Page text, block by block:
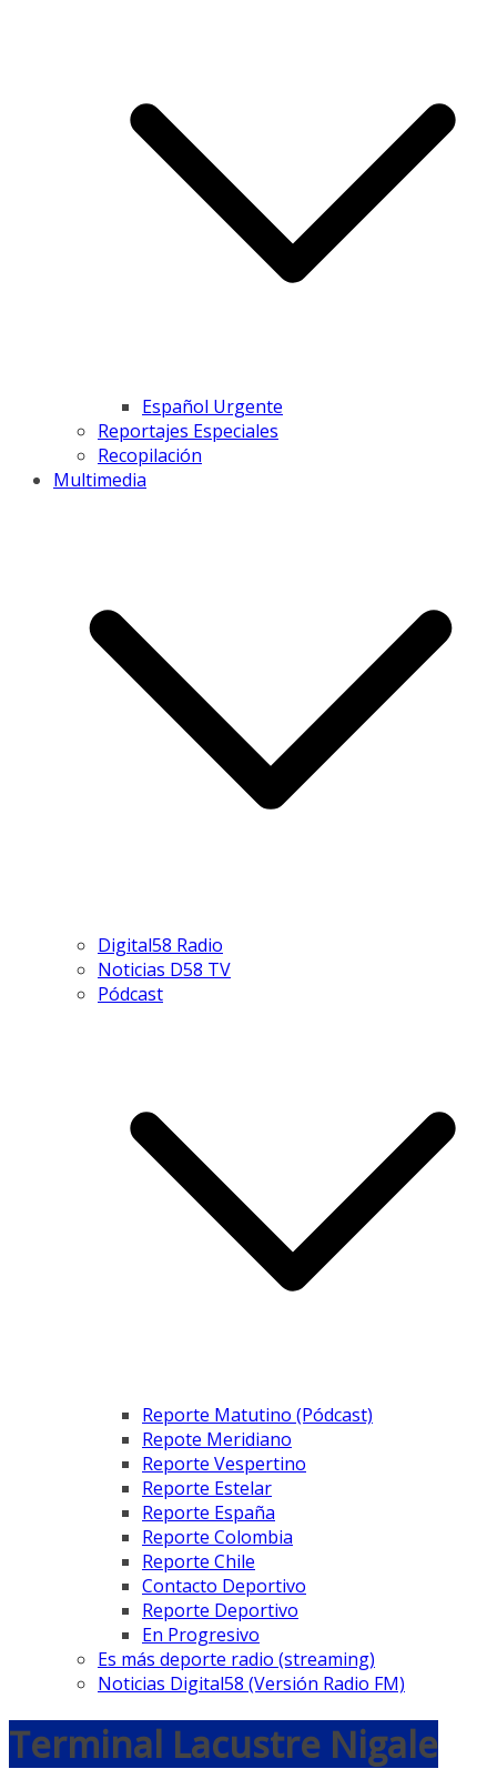
Español Urgente
Reportajes Especiales
Recopilación
Multimedia
Digital58 Radio
Noticias D58 TV
Pódcast
Reporte Matutino (Pódcast)
Repote Meridiano
Reporte Vespertino
Reporte Estelar
Reporte España
Reporte Colombia
Reporte Chile
Contacto Deportivo
Reporte Deportivo
En Progresivo
Es más deporte radio (streaming)
Noticias Digital58 (Versión Radio FM)
Terminal Lacustre Nigale